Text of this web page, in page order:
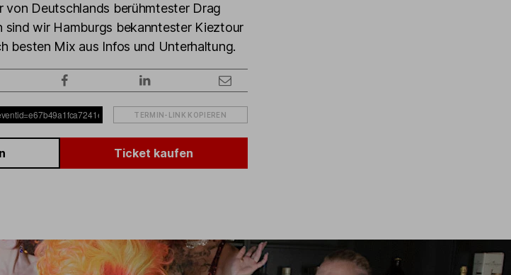
von Deutschlands berühmtester Drag
sind wir Hamburgs bekanntester Kieztour
besten Mix aus Infos und Unterhaltung.
TERMIN-LINK KOPIEREN
Ticket kaufen